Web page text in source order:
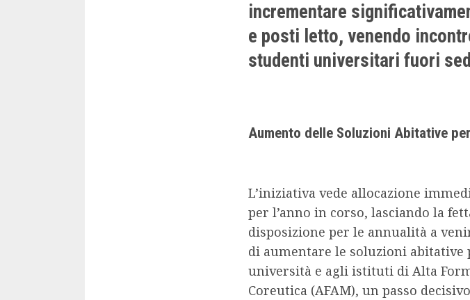
incrementare
e posti letto, venendo
studenti universitari fuori
Aumento delle Soluzioni Abitative
L’iniziativa vede allocazione
per l’anno in corso, lasciando la
disposizione per le annualità a
di aumentare le soluzioni
università e agli istituti di Alta
Coreutica (AFAM), un passo